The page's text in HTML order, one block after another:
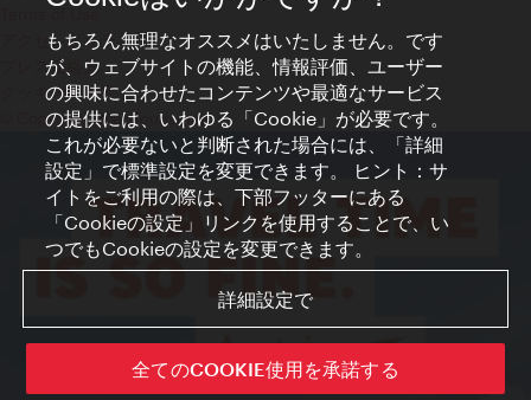
アクセシビリティ
プレス連絡先
クッキーの設定
© Copyright WienTourismus
もちろん無理なオススメはいたしません。です
が、ウェブサイトの機能、情報評価、ユーザー
の興味に合わせたコンテンツや最適なサービス
の提供には、いわゆる「Cookie」が必要です。
これが必要ないと判断された場合には、「詳細
設定」で標準設定を変更できます。 ヒント：サ
イトをご利用の際は、下部フッターにある
「Cookieの設定」リンクを使用することで、い
つでもCookieの設定を変更できます。
詳細設定で
全てのCOOKIE使用を承諾する